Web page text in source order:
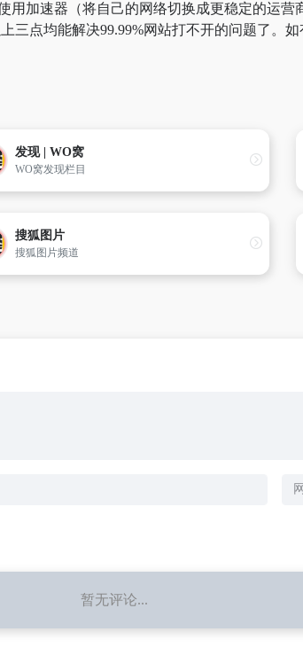
用加速器（将自己的网络切换成更稳定的运
三点均能解决99.99%网站打不开的问题了。
发现 | WO窝
WO窝发现栏目
搜狐图片
搜狐图片频道
暂无评论...